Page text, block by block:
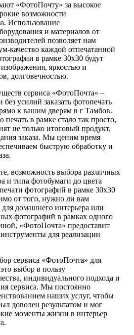
«ФотоПочту» за высокое
возможности
Использование
и материалов от
позволяет нам
качество каждой отпечатанной
в рамке 30х30 будут
яркостью и
долговечностью.
сервиса «ФотоПочта» –
усилий заказать фотопечать
к вашим дверям в г Тамбов.
печать в рамке стало так просто,
не только итоговый продукт,
заказа. Мы ценим время
быструю обработку и
возможность выбора различных
и типа фотобумаги до цвета
фотографий в рамке 30х30
от того, нужно ли вам
домашнего интерьера или
фотографий в рамках одного
«ФотоПочта» предоставит
для реализации
сервиса «ФотоПочта» для
выбор в пользу
индивидуального подхода и
сервиса. Мы постоянно
наших услуг, чтобы
доволен результатом и мог
моменты жизни в интерьер